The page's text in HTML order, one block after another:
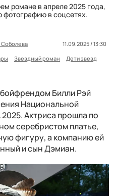
романе в апреле 2025 года,
фотографию в соцсетях.
Соболева
11.09.2025 / 13:30
Звездный роман Дети звезд
Билли Рэй
Национальной
Актриса прошла по
серебристом платье,
фигуру, а компанию ей
и сын Дэмиан.